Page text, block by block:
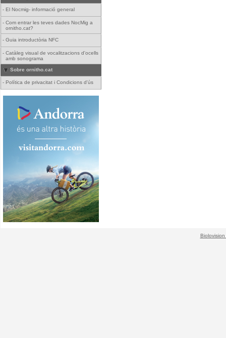
- El Nocmig- informació general
- Com entrar les teves dades NocMig a
ornitho.cat?
- Guia introductòria NFC
- Catàleg visual de vocalitzacions d'ocells
amb sonograma
Sobre ornitho.cat
- Política de privacitat i Condicions d'ús
Biolovision